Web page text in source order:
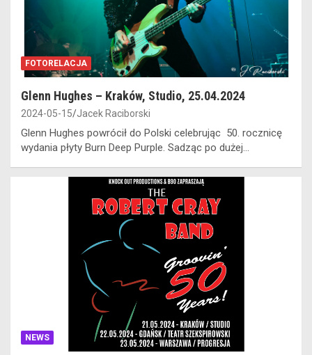
FOTORELACJA
Glenn Hughes – Kraków, Studio, 25.04.2024
2024-05-15 Jacek Raciborski
Glenn Hughes powrócił do Polski celebrując 50. rocznicę
wydania płyty Burn Deep Purple. Sadząc po dużej…
NEWS